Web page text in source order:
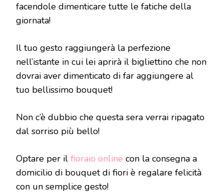
facendole dimenticare tutte le fatiche della
giornata!
Il tuo gesto raggiungerà la perfezione
nell’istante in cui lei aprirà il bigliettino che non
dovrai aver dimenticato di far aggiungere al
tuo bellissimo bouquet!
Non c’è dubbio che questa sera verrai ripagato
dal sorriso più bello!
Optare per il fioraio online con la consegna a
domicilio di bouquet di fiori è regalare felicità
con un semplice gesto!